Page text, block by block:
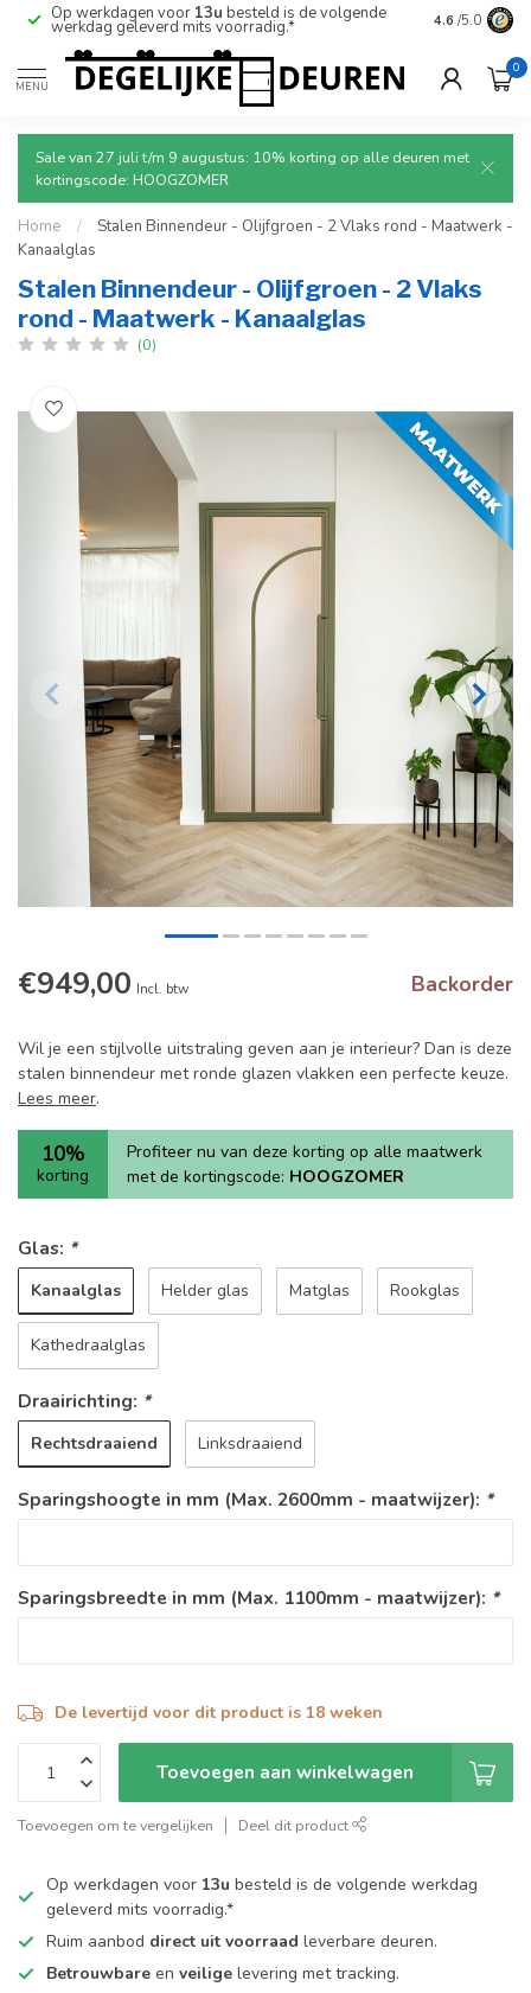
Op werkdagen voor 13u besteld is de volgende
werkdag geleverd mits voorradig.*
Ruim aanbod
deuren.
4.6 /5.0
MENU
0
Sale van 27 juli t/m 9 augustus: 10% korting op alle deuren met
kortingscode: HOOGZOMER
Home /
Stalen Binnendeur - Olijfgroen - 2 Vlaks rond - Maatwerk -
Kanaalglas
Stalen Binnendeur - Olijfgroen - 2 Vlaks
rond - Maatwerk - Kanaalglas
(0)
€949,00 Incl. btw Backorder
Wil je een stijlvolle uitstraling geven aan je interieur? Dan is deze
stalen binnendeur met ronde glazen vlakken een perfecte keuze.
Lees meer.
10%
korting
Profiteer nu van deze korting op alle maatwerk
met de kortingscode: HOOGZOMER
Glas: *
Kanaalglas Helder glas Matglas Rookglas
Kathedraalglas
Draairichting: *
Rechtsdraaiend Linksdraaiend
Sparingshoogte in mm (Max. 2600mm - maatwijzer): *
Sparingsbreedte in mm (Max. 1100mm - maatwijzer): *
De levertijd voor dit product is 18 weken
Toevoegen aan winkelwagen
Toevoegen om te vergelijken Deel dit product
Op werkdagen voor 13u besteld is de volgende werkdag
geleverd mits voorradig.*
Ruim aanbod direct uit voorraad leverbare deuren.
Betrouwbare en veilige levering met tracking.